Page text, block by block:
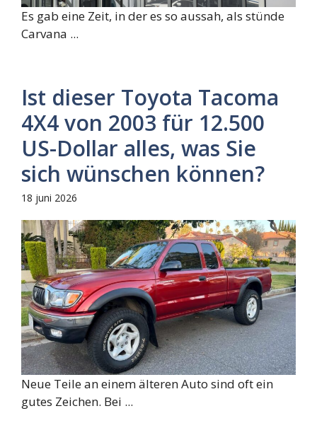
Es gab eine Zeit, in der es so aussah, als stünde
Carvana ...
Ist dieser Toyota Tacoma
4X4 von 2003 für 12.500
US-Dollar alles, was Sie
sich wünschen können?
18 juni 2026
Neue Teile an einem älteren Auto sind oft ein
gutes Zeichen. Bei ...